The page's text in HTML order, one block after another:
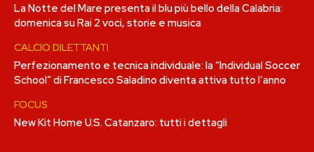
La Notte del Mare presenta il blu più bello della Calabria:
domenica su Rai 2 voci, storie e musica
CALCIO DILETTANTI
Perfezionamento e tecnica individuale: la “Individual Soccer
School” di Francesco Saladino diventa attiva tutto l’anno
FOCUS
New Kit Home U.S. Catanzaro: tutti i dettagli